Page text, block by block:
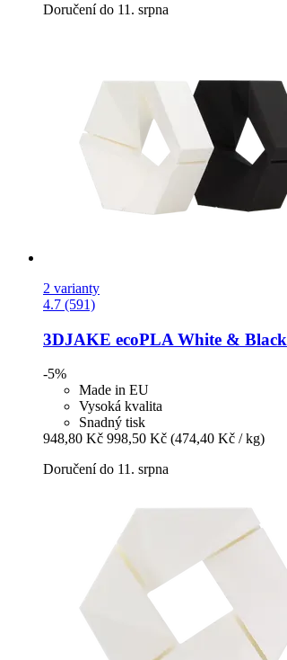
Doručení do 11. srpna
2 varianty
4.7 (591)
3DJAKE ecoPLA White &
-5%
Made in EU
Vysoká kvalita
Snadný tisk
948,80 Kč 998,50 Kč (474,40 Kč / kg)
Doručení do 11. srpna